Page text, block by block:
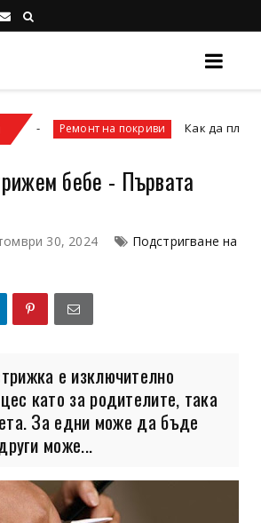
на покриви Как да планираме ремонт
бебе - Първата
30, 2024
Подстригване на
е изключително
като за родителите, така
За едни може да бъде
може...